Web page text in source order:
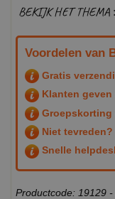
BEKIJK HET THEMA :
Voordelen van
Gratis
Klanten geven
Groepskorting
Niet
Snelle
Productcode: 19129